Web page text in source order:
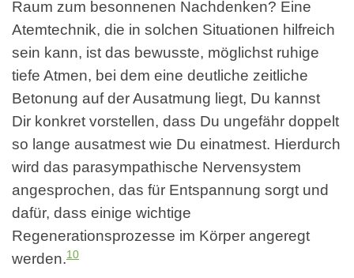
Raum zum besonnenen Nachdenken? Eine
Atemtechnik, die in solchen Situationen hilfreich
sein kann, ist das bewusste, möglichst ruhige
tiefe Atmen, bei dem eine deutliche zeitliche
Betonung auf der Ausatmung liegt, Du kannst
Dir konkret vorstellen, dass Du ungefähr doppelt
so lange ausatmest wie Du einatmest. Hierdurch
wird das parasympathische Nervensystem
angesprochen, das für Entspannung sorgt und
dafür, dass einige wichtige
Regenerationsprozesse im Körper angeregt
werden.10